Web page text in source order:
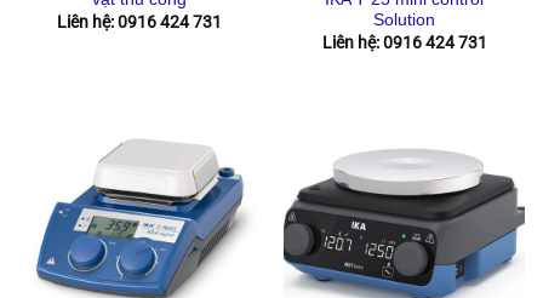
Liên hệ: 0916 424 731
Solution
Liên hệ: 0916 424 731